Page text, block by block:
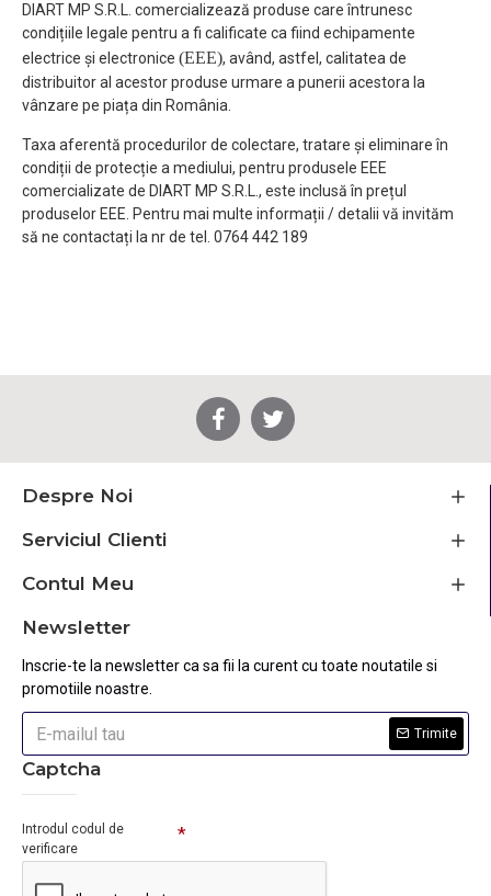
DIART MP S.R.L. comercializează produse care întrunesc
condițiile legale pentru a fi calificate ca fiind echipamente
electrice și electronice (EEE), având, astfel, calitatea de
distribuitor al acestor produse urmare a punerii acestora la
vânzare pe piața din România.
Taxa aferentă procedurilor de colectare, tratare și eliminare în
condiții de protecție a mediului, pentru produsele EEE
comercializate de DIART MP S.R.L., este inclusă în prețul
produselor EEE. Pentru mai multe informații / detalii vă invităm
să ne contactați la nr de tel. 0764 442 189
Despre Noi
Serviciul Clienti
Contul Meu
Newsletter
Inscrie-te la newsletter ca sa fii la curent cu toate noutatile si
promotiile noastre.
Trimite
Captcha
Introdul codul de
verificare